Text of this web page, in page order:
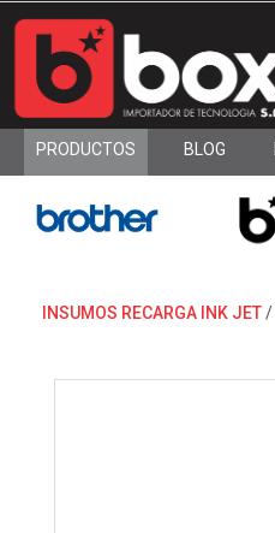
PRODUCTOS BLOG
INSUMOS RECARGA INK JET/